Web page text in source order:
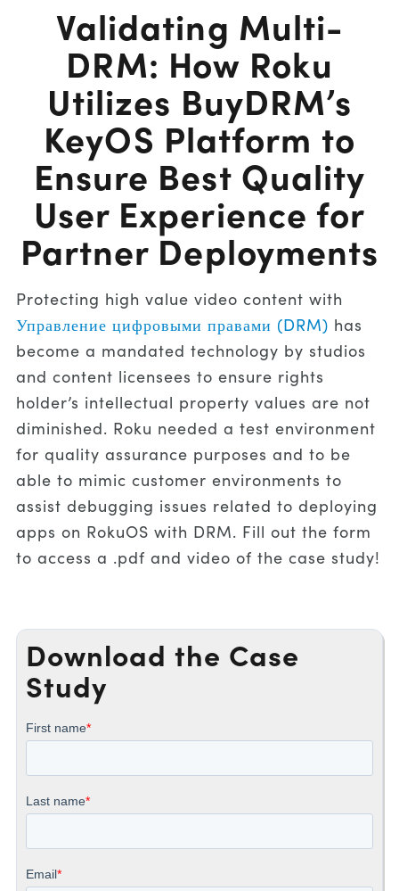
Validating Multi-
DRM: How Roku
Utilizes BuyDRM’s
KeyOS Platform to
Ensure Best Quality
User Experience for
Partner Deployments
Protecting high value video content with
Управление цифровыми правами (DRM) has
become a mandated technology by studios
and content licensees to ensure rights
holder’s intellectual property values are not
diminished. Roku needed a test environment
for quality assurance purposes and to be
able to mimic customer environments to
assist debugging issues related to deploying
apps on RokuOS with DRM. Fill out the form
to access a .pdf and video of the case study!
Download the Case
Study